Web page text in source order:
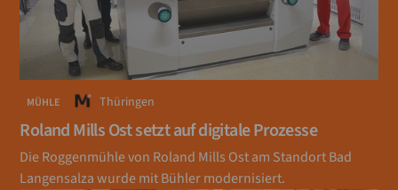
MÜHLE Thüringen
Roland Mills Ost setzt auf digitale Prozesse
Die Roggenmühle von Roland Mills Ost am Standort Bad
Langensalza wurde mit Bühler modernisiert.